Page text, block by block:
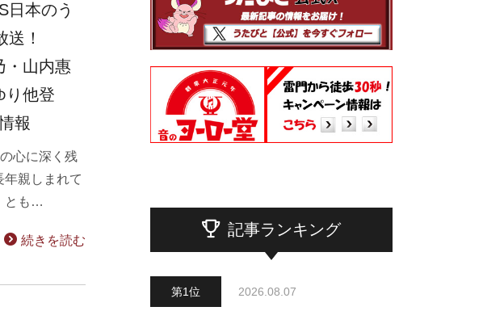
日本のう
送！
・山内惠
り他登
報
心に深く残
年親しまれて
とも…
続きを読む
記事ランキング
2026.08.07